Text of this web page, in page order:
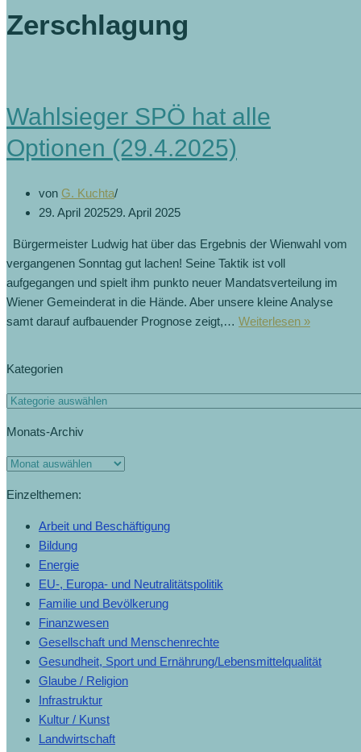
Zerschlagung
Wahlsieger SPÖ hat alle
Optionen (29.4.2025)
von G. Kuchta
29. April 202529. April 2025
Bürgermeister Ludwig hat über das Ergebnis der Wienwahl vom
vergangenen Sonntag gut lachen! Seine Taktik ist voll
aufgegangen und spielt ihm punkto neuer Mandatsverteilung im
Wiener Gemeinderat in die Hände. Aber unsere kleine Analyse
samt darauf aufbauender Prognose zeigt,… Weiterlesen »
Kategorien
Monats-Archiv
Einzelthemen:
Arbeit und Beschäftigung
Bildung
Energie
EU-, Europa- und Neutralitätspolitik
Familie und Bevölkerung
Finanzwesen
Gesellschaft und Menschenrechte
Gesundheit, Sport und Ernährung/Lebensmittelqualität
Glaube / Religion
Infrastruktur
Kultur / Kunst
Landwirtschaft